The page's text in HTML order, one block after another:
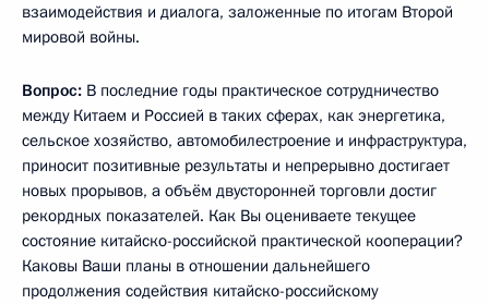
взаимодействия и диалога, заложенные по итогам Второй
мировой войны.
Вопрос: В последние годы практическое сотрудничество
между Китаем и Россией в таких сферах, как энергетика,
сельское хозяйство, автомобилестроение и инфраструктура,
приносит позитивные результаты и непрерывно достигает
новых прорывов, а объём двусторонней торговли достиг
рекордных показателей. Как Вы оцениваете текущее
состояние китайско-российской практической кооперации?
Каковы Ваши планы в отношении дальнейшего
продолжения содействия китайско-российскому